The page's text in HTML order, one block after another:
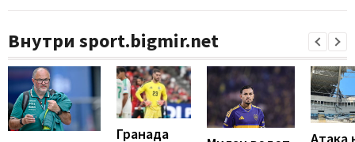
Внутри sport.bigmir.net
Гранада